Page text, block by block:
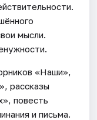
мысли.
«Наши»,
рассказы
повесть
и письма.